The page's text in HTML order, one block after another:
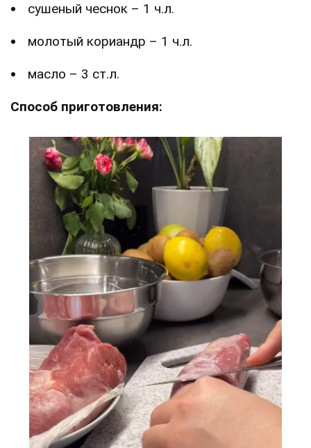
сушеный чеснок – 1 ч.л.
молотый кориандр – 1 ч.л.
масло – 3 ст.л.
Способ приготовления: